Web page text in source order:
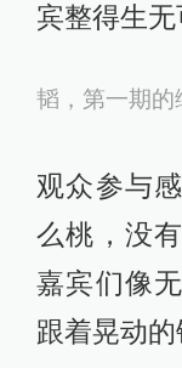
宾整得生无
韬，第一期的
观众参与
么桃，没
嘉宾们像
跟着晃动的